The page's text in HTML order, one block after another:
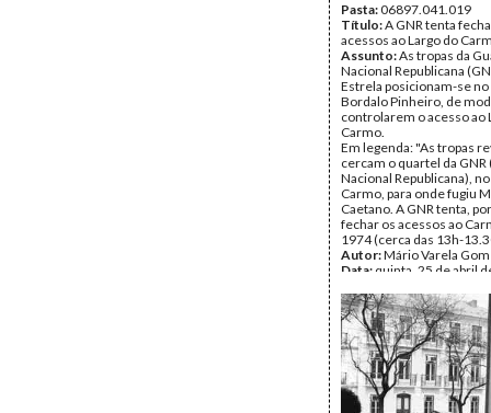
Pasta:06897.041.019
Título:A GNR tenta
acessos ao Largo do
Assunto:As tropas da
Nacional Republicana
Estrela posicionam-se no
Bordalo Pinheiro, de
controlarem o acesso ao
Carmo.
Em legenda: "As tropas
cercam o quartel da GNR
Nacional Republicana),
Carmo, para onde fugiu
Caetano. A GNR tenta,
fechar os acessos ao
1974 (cerca das 13h-
Autor:Mário Varela
Data: quinta, 25 de abril
Página(s):1